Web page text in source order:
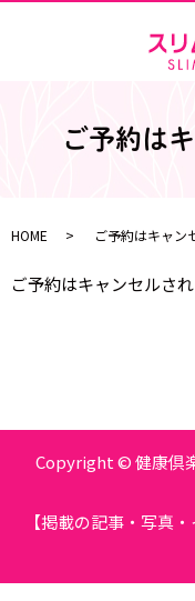
ご予約は
HOME ご予約はキャン
ご予約はキャンセルされ
Copyright © 健康倶
【掲載の記事・写真